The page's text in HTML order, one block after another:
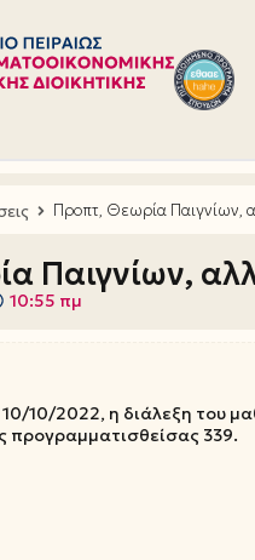
Προπτ, Θεωρία Παιγνίων,
Παιγνίων,
10:55 πμ
10/2022, η διάλεξη του
προγραμματισθείσας 339.